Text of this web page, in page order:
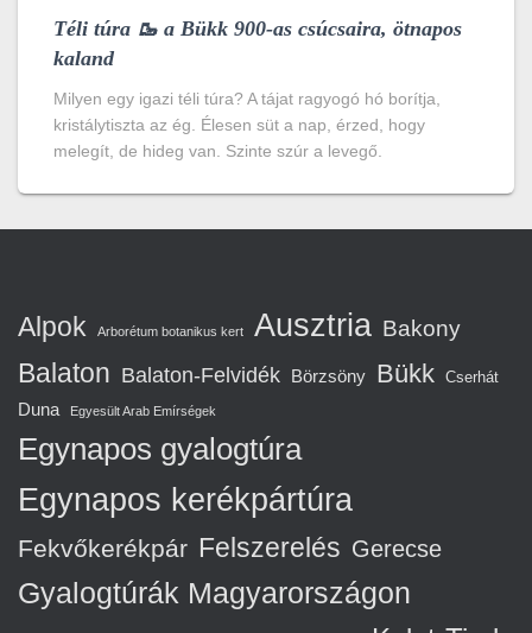
Téli túra 🥾 a Bükk 900-as csúcsaira, ötnapos
kaland
Milyen egy igazi téli túra? A tájat ragyogó hó borítja,
kristálytiszta az ég. Élesen süt a nap, érzed, hogy
melegít, de hideg van. Szinte szúr a levegő.
Alpok Arborétum botanikus kert Ausztria Bakony
Balaton Balaton-Felvidék Börzsöny Bükk Cserhát
Duna Egyesült Arab Emírségek
Egynapos gyalogtúra
Egynapos kerékpártúra
Fekvőkerékpár Felszerelés Gerecse
Gyalogtúrák Magyarországon